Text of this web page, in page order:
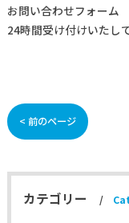
お問い合わせフォーム
24時間受け付けいたし
< 前のページ
カテゴリー